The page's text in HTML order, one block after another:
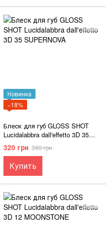
Новинка
−18%
Блеск для губ GLOSS SHOT
Lucidalabbra dall'effetto 3D 35
SUPERNOVA
320 грн 390 грн
Купить